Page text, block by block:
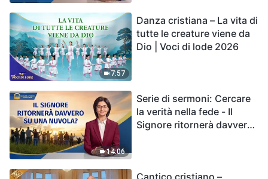
7:57
Danza cristiana – La vita di
tutte le creature viene da
Dio | Voci di lode 2026
14:06
Serie di sermoni: Cercare
la verità nella fede - Il
Signore ritornerà davvero
Cantico cristiano –